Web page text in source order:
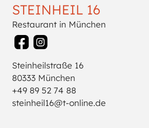
STEINHEIL 16
Restaurant in München
Steinheilstraße 16
80333 München
+49 89 52 74 88
steinheil16@t-online.de